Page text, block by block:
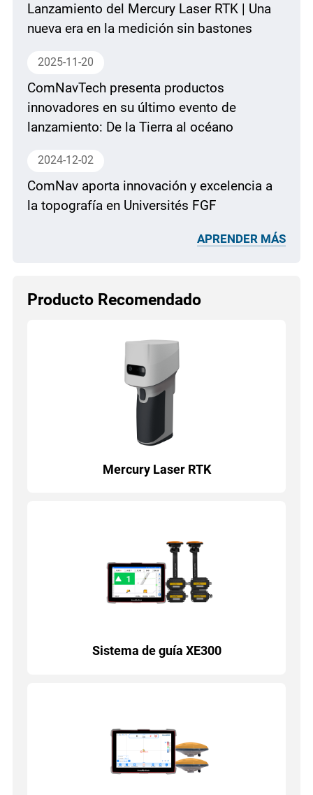
Lanzamiento del Mercury Laser RTK | Una
nueva era en la medición sin bastones
2025-11-20
ComNavTech presenta productos
innovadores en su último evento de
lanzamiento: De la Tierra al océano
2024-12-02
ComNav aporta innovación y excelencia a
la topografía en Universités FGF
APRENDER MÁS
Producto Recomendado
Mercury Laser RTK
Sistema de guía XE300